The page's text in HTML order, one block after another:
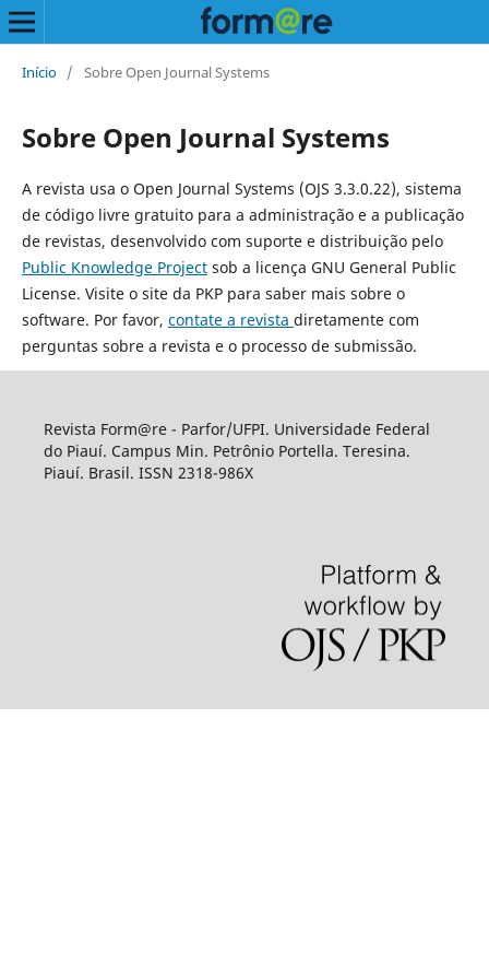
Início / Sobre Open Journal Systems
Sobre Open Journal Systems
A revista usa o Open Journal Systems (OJS 3.3.0.22), sistema
de código livre gratuito para a administração e a publicação
de revistas, desenvolvido com suporte e distribuição pelo
Public Knowledge Projectsob a licença GNU General Public
License. Visite o site da PKP para saber mais sobre o
software. Por favor, contate a revista diretamente com
perguntas sobre a revista e o processo de submissão.
Revista Form@re - Parfor/UFPI. Universidade Federal
do Piauí. Campus Min. Petrônio Portella. Teresina.
Piauí. Brasil. ISSN 2318-986X